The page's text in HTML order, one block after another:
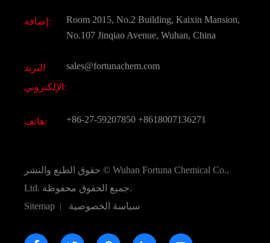
النكهات و عطور
الكيميائية CAS
جميع المواد الكيميائية غرامة
إضافة:
Room 2015, No.2 Building, Kaixin Mansion,
No.107 Jinqiao Avenue, Wuhan, China
البريد
الإلكتروني:
sales@fortunachem.com
هاتف: +86-27-59207850 +8618007136271
حقوق الطبع والنشر © Wuhan Fortuna Chemical Co.,
Ltd.
جميع الحقوق محفوظة.
Sitemap | سياسة الخصوصية